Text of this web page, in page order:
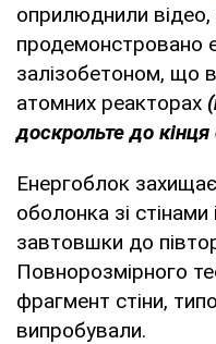
оприлюднили
продемонстровано
залізобетоном, що
атомних реакторах
доскрольте до кінця
Енергоблок
оболонка зі стінами
завтовшки до
Повнорозмірного
фрагмент стіни,
випробували.